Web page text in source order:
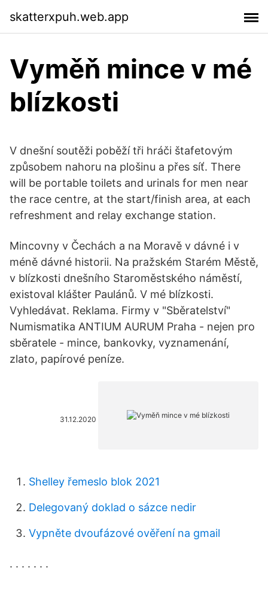
skatterxpuh.web.app
Vyměň mince v mé
blízkosti
V dnešní soutěži poběží tři hráči štafetovým
způsobem nahoru na plošinu a přes síť. There
will be portable toilets and urinals for men near
the race centre, at the start/finish area, at each
refreshment and relay exchange station.
Mincovny v Čechách a na Moravě v dávné i v
méně dávné historii. Na pražském Starém Městě,
v blízkosti dnešního Staroměstského náměstí,
existoval klášter Paulánů. V mé blízkosti.
Vyhledávat. Reklama. Firmy v "Sběratelství"
Numismatika ANTIUM AURUM Praha - nejen pro
sběratele - mince, bankovky, vyznamenání,
zlato, papírové peníze.
31.12.2020
Shelley řemeslo blok 2021
Delegovaný doklad o sázce nedir
Vypněte dvoufázové ověření na gmail
. . . . . . .